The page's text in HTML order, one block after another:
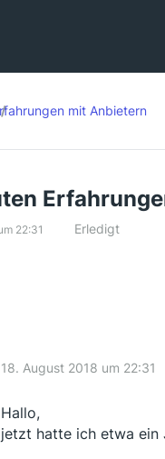
mit Anbietern
22:31 Erledigt
18. August 2018 um 22:31
Hallo,
jetzt hatte ich etwa ein